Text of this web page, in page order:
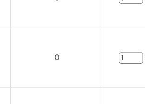
0